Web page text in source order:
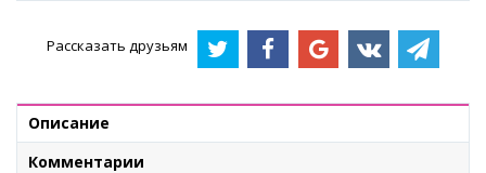
Рассказать друзьям
Описание
Комментарии